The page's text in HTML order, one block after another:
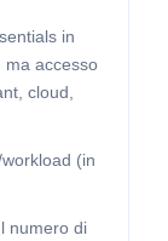
in
ma accesso
cloud,
(in
numero di